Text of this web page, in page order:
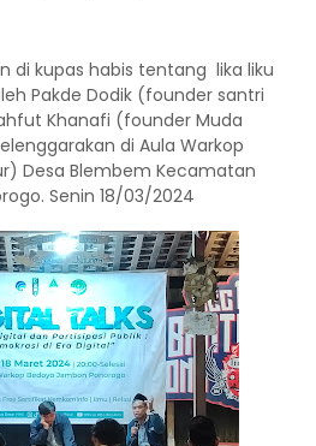
di kupas habis tentang lika liku
Pakde Dodik (founder santri
Khanafi (founder Muda
di Aula Warkop
Desa Blembem Kecamatan
Senin 18/03/2024